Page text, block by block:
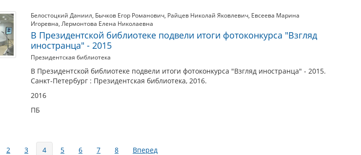
Белостоцкий Даниил, Бычков Егор Романович, Райцев Николай Яковлевич, Евсеева Марина
Игоревна, Лермонтова Елена Николаевна
В Президентской библиотеке подвели итоги фотоконкурса "Взгляд
иностранца" - 2015
Президентская библиотека
В Президентской библиотеке подвели итоги фотоконкурса "Взгляд иностранца" - 2015.
Санкт-Петербург : Президентская библиотека, 2016.
2016
ПБ
2 3 4 5 6 7 8 Вперед